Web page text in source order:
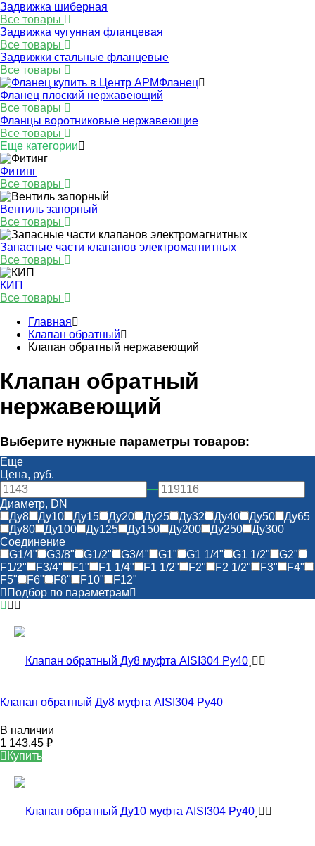
Задвижка шиберная
Все товары
Задвижка чугунная фланцевая
Все товары
Задвижки стальные фланцевые
Все товары
Фланец
Фланец плоский нержавеющий
Все товары
Фланцы воротниковые нержавеющие
Все товары
Еще категории
Фитинг
Все товары
Вентиль запорный
Все товары
Запасные части клапанов электромагнитных
Все товары
КИП
Все товары
Главная
Клапан обратный
Клапан обратный нержавеющий
Клапан обратный
нержавеющий
Выберите нужные параметры товаров:
Еще
Цена, руб.
—
Диаметр, DN
Ду8
Ду10 Ду15 Ду20 Ду25 Ду32 Ду40 Ду50
Ду65
Ду80
Ду100 Ду125 Ду150 Ду200 Ду250
Ду300
Соединение
G1/4"
G3/8" G1/2" G3/4" G1" G1 1/4" G1 1/2"
G2"
F1/2"
F3/4" F1" F1 1/4" F1 1/2" F2" F2 1/2" F3"
F4"
F5"
F6" F8" F10"
F12"
Подбор по параметрам
Клапан обратный Ду8 муфта AISI304 Ру40
В наличии
1 143,45 ₽
Купить